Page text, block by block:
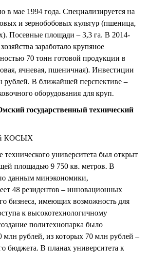
в мае 1994 года. Специализируется на
и зернобобовых культур (пшеница,
Посевные площади – 3,3 га. В 2014-
заработало крупяное
70 тонн готовой продукции в
ячневая, пшеничная). Инвестиции
рублей. В ближайшей перспективе –
оборудования для круп.
государственный технический
КОСЫХ
технического университета был открыт
площадью 9 750 кв. метров. В
данным минэкономики,
48 резидентов – инновационных
бизнеса, имеющих возможность для
к высокотехнологичному
политехнопарка было
млн рублей, из которых 70 млн рублей –
бюджета. В планах университета к